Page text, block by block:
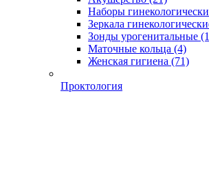
Наборы
Зеркала
Зонды урогенитальные
Маточные кольца (4)
Женская гигиена (71)
Проктология